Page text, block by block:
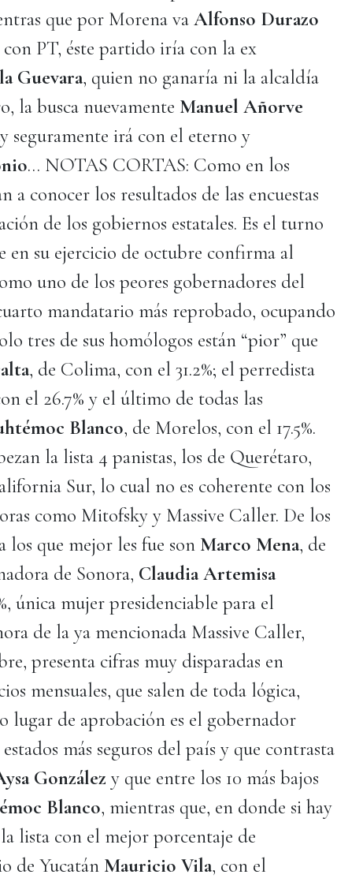
que por Morena va Alfonso Durazo
PT, éste partido iría con la ex
Guevara, quien no ganaría ni la alcaldía
la busca nuevamente Manuel Añorve
seguramente irá con el eterno y
… NOTAS CORTAS: Como en los
a conocer los resultados de las encuestas
de los gobiernos estatales. Es el turno
en su ejercicio de octubre confirma al
uno de los peores gobernadores del
mandatario más reprobado, ocupando
tres de sus homólogos están “pior” que
, de Colima, con el 31.2%; el perredista
el 26.7% y el último de todas las
Blanco, de Morelos, con el 17.5%.
la lista 4 panistas, los de Querétaro,
Sur, lo cual no es coherente con los
como Mitofsky y Massive Caller. De los
los que mejor les fue son Marco Mena, de
de Sonora, Claudia Artemisa
única mujer presidenciable para el
de la ya mencionada Massive Caller,
presenta cifras muy disparadas en
mensuales, que salen de toda lógica,
lugar de aprobación es el gobernador
más seguros del país y que contrasta
González y que entre los 10 más bajos
Blanco, mientras que, en donde si hay
lista con el mejor porcentaje de
de Yucatán Mauricio Vila, con el